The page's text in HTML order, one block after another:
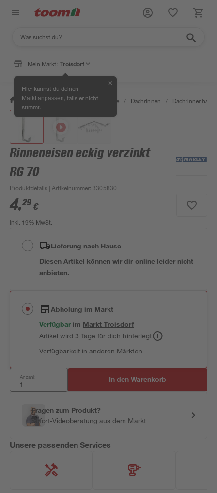
Mein Markt: Troisdorf
Hier kannst du deinen
Markt anpassen , falls er nicht
stimmt.
✕
/ Bauen & Renovieren / Baustoffe / Dachrinnen / Dachrinnenhalter
Rinneneisen eckig verzinkt
RG 70
Produktdetails | Artikelnummer:3305830
4,29 €
inkl. 19% MwSt.
Lieferung nach Hause
Diesen Artikel können wir dir online leider nicht
anbieten.
Abholung im Markt
Verfügbar im MarktTroisdorf
Artikel wird 3 Tage für dich hinterlegt
Verfügbarkeit in anderen Märkten
Anzahl: In den Warenkorb
Fragen zum Produkt?
Sofort-Videoberatung aus dem Markt
Unsere passenden Services